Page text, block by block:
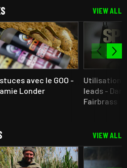
VIEW ALL
avec le GOO -
Londer
Utilisation
leads -
Fairbrass
VIEW ALL